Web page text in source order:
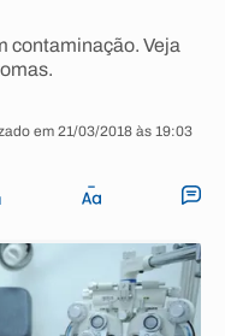
contaminação. Veja
em 21/03/2018 às 19:03